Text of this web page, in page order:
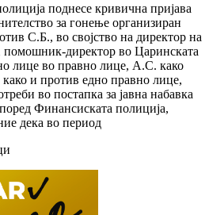
поднесе кривична пријава
за гонење организиран
С.Б., во својство на директор на
директор во Царинската
лице во правно лице, А.С. како
и против едно правно лице,
во постапка за јавна набавка
Финансиската полиција,
дека во период